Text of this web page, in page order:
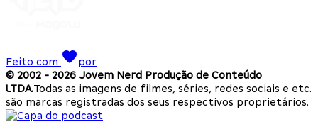
Feito com
por
© 2002 - 2026 Jovem Nerd Produção de Conteúdo
LTDA.Todas as imagens de filmes, séries, redes sociais e etc.
são marcas registradas dos seus respectivos proprietários.